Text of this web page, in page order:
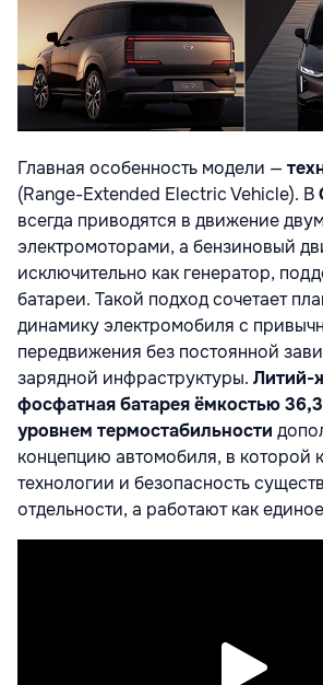
Главная особенность модели —
(Range-Extended Electric Vehicle). В
всегда приводятся в движение
электромоторами, а бензиновый
исключительно как генератор,
батареи. Такой подход сочетает
динамику электромобиля с
передвижения без постоянной
зарядной инфраструктуры. Литий-
фосфатная батарея ёмкостью
уровнем термостабильности
концепцию автомобиля, в которой
технологии и безопасность
отдельности, а работают как